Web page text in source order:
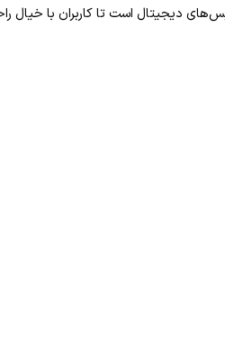
دیجیتال است تا کاربران با خیال